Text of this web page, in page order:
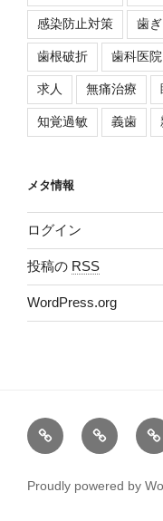
感染防止対策 歯
歯根破折 歯科医院
求人 無痛治療
知覚過敏 義歯
メタ情報
ログイン
投稿の RSS
WordPress.org
Ｂ
ｌ
医
院
マ
Proudly powered by